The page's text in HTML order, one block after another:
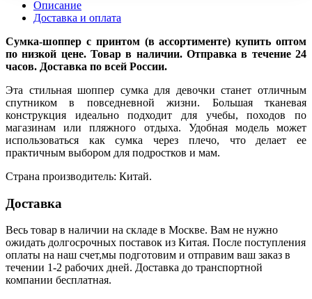
Описание
Доставка и оплата
Сумка-шоппер с принтом (в ассортименте) купить оптом
по низкой цене. Товар в наличии. Отправка в течение 24
часов. Доставка по всей России.
Эта стильная шоппер сумка для девочки станет отличным
спутником в повседневной жизни. Большая тканевая
конструкция идеально подходит для учебы, походов по
магазинам или пляжного отдыха. Удобная модель может
использоваться как сумка через плечо, что делает ее
практичным выбором для подростков и мам.
Страна производитель: Китай.
Доставка
Весь товар в наличии на складе в Москве. Вам не нужно
ожидать долгосрочных поставок из Китая. После поступления
оплаты на наш счет,мы подготовим и отправим ваш заказ в
течении 1-2 рабочих дней. Доставка до транспортной
компании бесплатная.